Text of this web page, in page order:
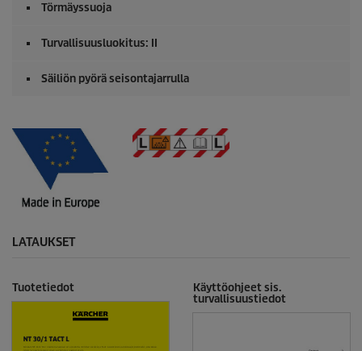
Törmäyssuoja
Turvallisuusluokitus: II
Säiliön pyörä seisontajarrulla
LATAUKSET
Tuotetiedot
Käyttöohjeet sis.
turvallisuustiedot